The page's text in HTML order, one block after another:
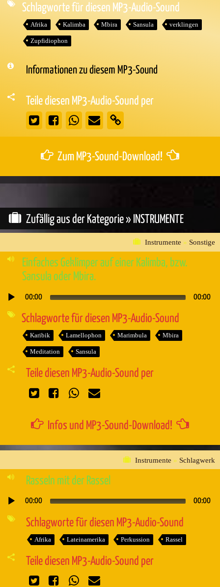
Schlagworte für diesen MP3-Audio-Sound
Afrika Kalimba Mbira Sansula verklingen
Zupfidiophon
Informationen zu diesem MP3-Sound
Teile diesen MP3-Audio-Sound per
Zum MP3-Sound-Download!
Zufällig aus der Kategorie » INSTRUMENTE
Instrumente » Sonstige
Einfaches Geklimper auf einer Kalimba, bzw.
Sansula oder Mbira.
Audio-
00:00 00:00
Schlagworte für diesen MP3-Audio-Sound
Karibik Lamellophon Marimbula Mbira
Meditation Sansula
Teile diesen MP3-Audio-Sound per
Infos und MP3-Sound-Download!
Instrumente » Schlagwerk
Rasseln mit der Rassel
Audio-
00:00 00:00
Schlagworte für diesen MP3-Audio-Sound
Afrika Lateinamerika Perkussion Rassel
Teile diesen MP3-Audio-Sound per